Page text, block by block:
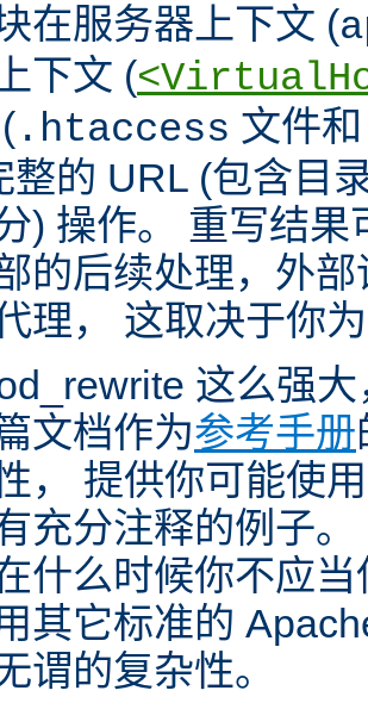
在服务器上下文 (
下文 (
.htaccess 文件
整的 URL (包含目
) 操作。 重写结
的后续处理，外
理， 这取决于你
这么强
文档作为参考手册
， 提供你可能使
充分注释的例子
什么时候你不应
其它标准的
谓的复杂性。